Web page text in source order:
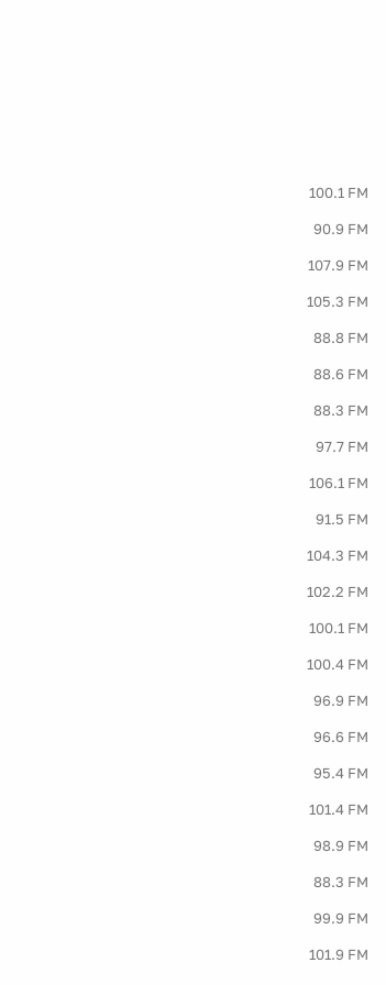
100.1 FM
90.9 FM
107.9 FM
105.3 FM
88.8 FM
88.6 FM
88.3 FM
97.7 FM
106.1 FM
91.5 FM
104.3 FM
102.2 FM
100.1 FM
100.4 FM
96.9 FM
96.6 FM
95.4 FM
101.4 FM
98.9 FM
88.3 FM
99.9 FM
101.9 FM